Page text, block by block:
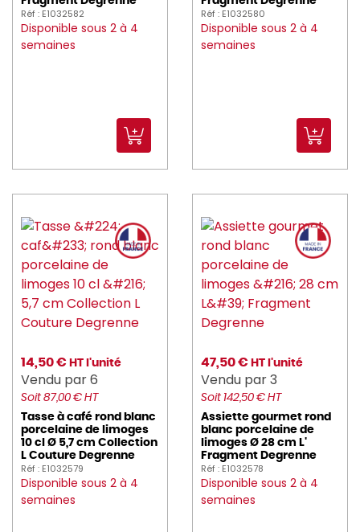
Réf : E1032582
Disponible sous 2 à 4
semaines
Réf : E1032580
Disponible sous 2 à 4
semaines
14,50 € HT l'unité
Vendu par 6
Soit 87,00 € HT
Tasse à café rond blanc
porcelaine de limoges
10 cl Ø 5,7 cm Collection
L Couture Degrenne
Réf : E1032579
Disponible sous 2 à 4
semaines
47,50 € HT l'unité
Vendu par 3
Soit 142,50 € HT
Assiette gourmet rond
blanc porcelaine de
limoges Ø 28 cm L'
Fragment Degrenne
Réf : E1032578
Disponible sous 2 à 4
semaines